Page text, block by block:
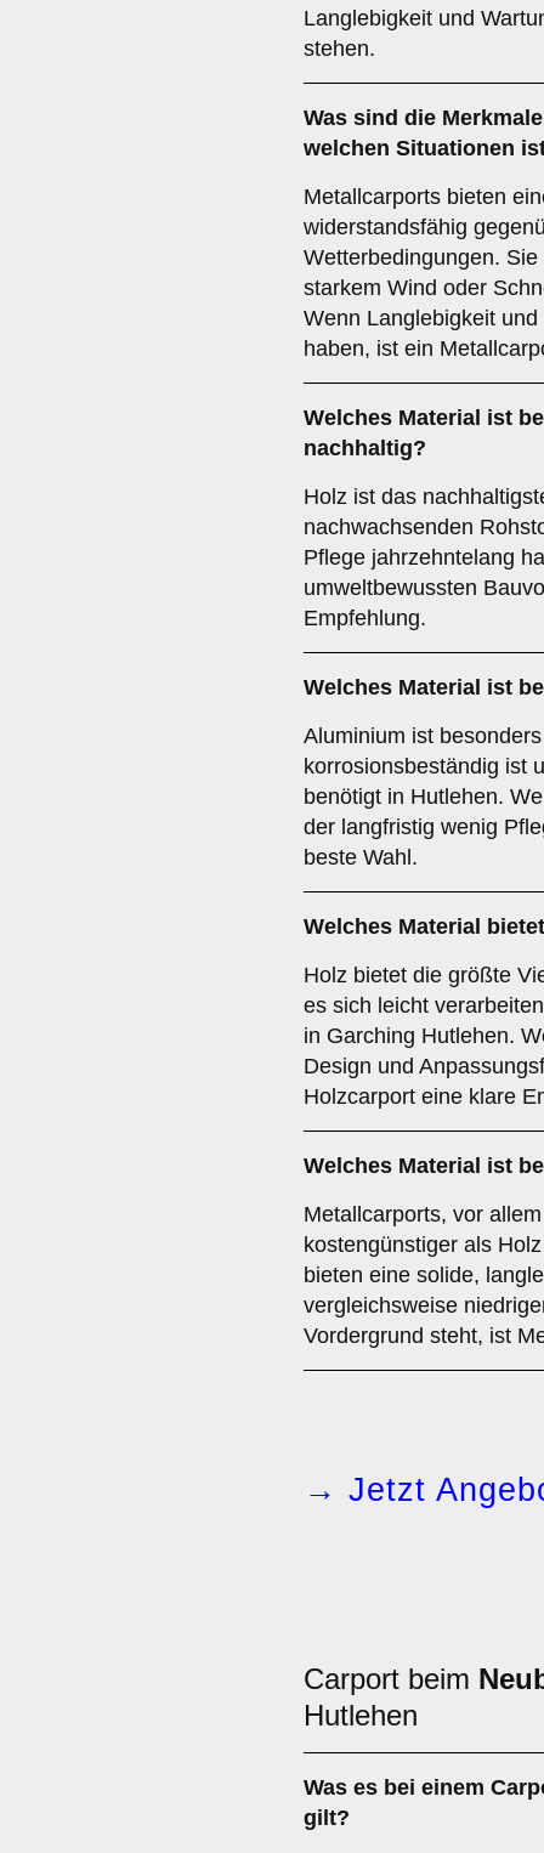
Langlebigkeit und
stehen.
Was sind die
welchen Situationen
Metallcarports bieten
widerstandsfähig
Wetterbedingungen.
starkem Wind oder
Wenn Langlebigkeit
haben, ist ein
Welches Material ist
nachhaltig?
Holz ist das
nachwachsenden
Pflege jahrzehntelang
umweltbewussten
Empfehlung.
Welches Material ist
Aluminium ist
korrosionsbeständig ist
benötigt in Hutlehen.
der langfristig wenig
beste Wahl.
Welches Material
Holz bietet die größte
es sich leicht
in Garching Hutlehen.
Design und
Holzcarport eine klare
Welches Material ist
Metallcarports, vor
kostengünstiger als
bieten eine solide,
vergleichsweise
Vordergrund steht, ist
→ Jetzt
Carport beim
Hutlehen
Was es bei einem
gilt?